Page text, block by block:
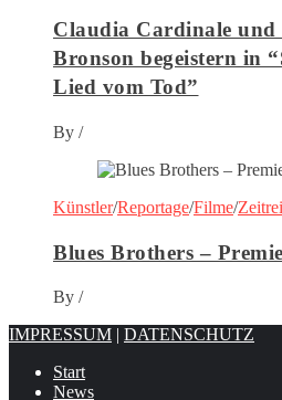
Claudia Cardinale und
Bronson begeistern in
Lied vom Tod”
By /
Künstler/Reportage/Filme/
Blues Brothers –
By /
IMPRESSUM | DATENSCHUTZ
Start
News